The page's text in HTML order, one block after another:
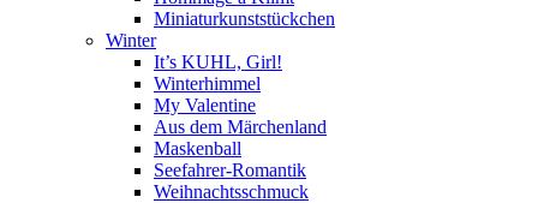
Miniaturkunststückchen
Winter
It’s KUHL, Girl!
Winterhimmel
My Valentine
Aus dem Märchenland
Maskenball
Seefahrer-Romantik
Weihnachtsschmuck